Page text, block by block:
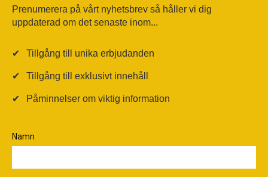
Prenumerera på vårt nyhetsbrev så håller vi dig
uppdaterad om det senaste inom...
✔ Tillgång till unika erbjudanden
✔ Tillgång till exklusivt innehåll
✔ Påminnelser om viktig information
Namn